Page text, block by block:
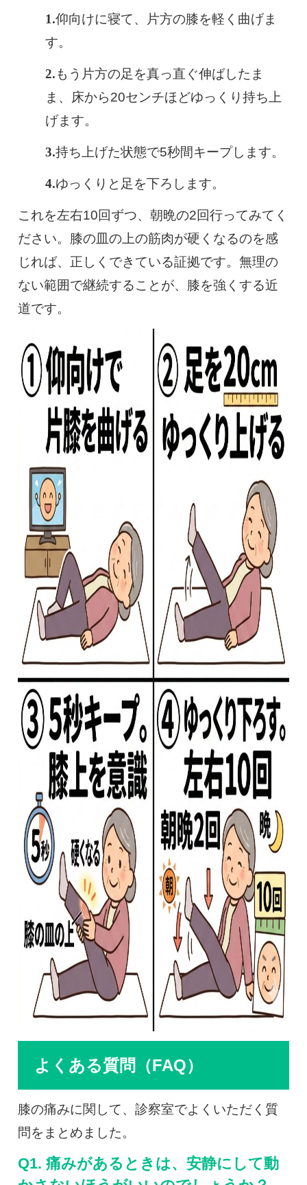
仰向けに寝て、片方の膝を軽く曲げま
す。
もう片方の足を真っ直ぐ伸ばしたま
ま、床から20センチほどゆっくり持ち上
げます。
持ち上げた状態で5秒間キープします。
ゆっくりと足を下ろします。
これを左右10回ずつ、朝晩の2回行ってみてく
ださい。膝の皿の上の筋肉が硬くなるのを感
じれば、正しくできている証拠です。無理の
ない範囲で継続することが、膝を強くする近
道です。
よくある質問（FAQ）
膝の痛みに関して、診察室でよくいただく質
問をまとめました。
Q1. 痛みがあるときは、安静にして動